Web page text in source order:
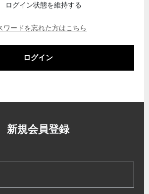
ログイン状態を維持する
ワードを忘れた方はこちら
ログイン
新規会員登録